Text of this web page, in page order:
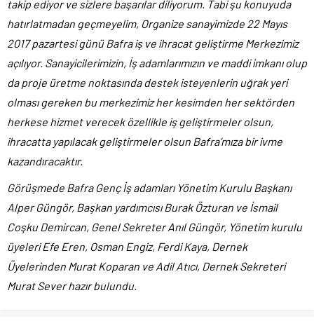
takip ediyor ve sizlere başarılar diliyorum. Tabi şu konuyuda
hatırlatmadan geçmeyelim, Organize sanayimizde 22 Mayıs
2017 pazartesi günü Bafra iş ve ihracat geliştirme Merkezimiz
açılıyor. Sanayicilerimizin, İş adamlarımızın ve maddi imkanı olup
da proje üretme noktasında destek isteyenlerin uğrak yeri
olması gereken bu merkezimiz her kesimden her sektörden
herkese hizmet verecek özellikle iş geliştirmeler olsun,
ihracatta yapılacak geliştirmeler olsun Bafra’mıza bir ivme
kazandıracaktır.
Görüşmede Bafra Genç İş adamları Yönetim Kurulu Başkanı
Alper Güngör, Başkan yardımcısı Burak Özturan ve İsmail
Coşku Demircan, Genel Sekreter Anıl Güngör, Yönetim kurulu
üyeleri Efe Eren, Osman Engiz, Ferdi Kaya, Dernek
Üyelerinden Murat Koparan ve Adil Atıcı, Dernek Sekreteri
Murat Sever hazır bulundu.